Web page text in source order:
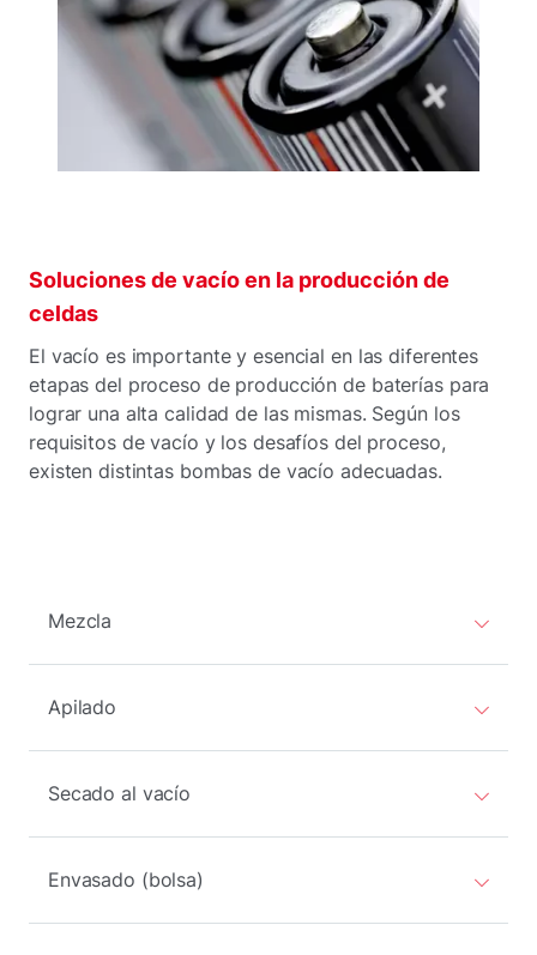
Soluciones de vacío en la producción de
celdas
El vacío es importante y esencial en las diferentes
etapas del proceso de producción de baterías para
lograr una alta calidad de las mismas. Según los
requisitos de vacío y los desafíos del proceso,
existen distintas bombas de vacío adecuadas.
Mezcla
Apilado
Secado al vacío
Envasado (bolsa)